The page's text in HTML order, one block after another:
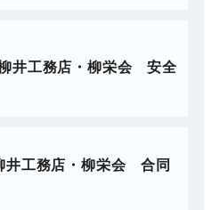
井工務店・柳栄会 安全
工務店・柳栄会 合同